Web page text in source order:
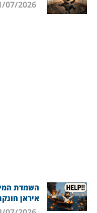
השמדת
איראן